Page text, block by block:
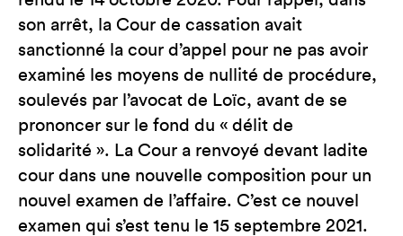
son arrêt, la Cour de cassation avait
sanctionné la cour d’appel pour ne pas avoir
examiné les moyens de nullité de procédure,
soulevés par l’avocat de Loïc, avant de se
prononcer sur le fond du « délit de
solidarité ». La Cour a renvoyé devant ladite
cour dans une nouvelle composition pour un
nouvel examen de l’affaire. C’est ce nouvel
examen qui s’est tenu le 15 septembre 2021.